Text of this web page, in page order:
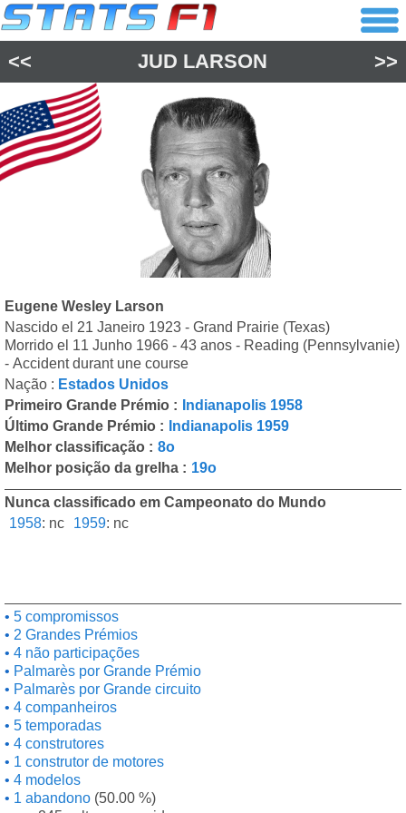
<< JUD LARSON >>
Eugene Wesley Larson
Nascido el 21 Janeiro 1923 - Grand Prairie (Texas)
Morrido el 11 Junho 1966 - 43 anos - Reading (Pennsylvanie)
- Accident durant une course
Nação : Estados Unidos
Primeiro Grande Prémio :
Indianapolis 1958
Último Grande Prémio :
Indianapolis 1959
Melhor classificação : 8o
Melhor posição da grelha : 19o
Nunca classificado em Campeonato do Mundo
1958: nc 1959: nc
5 compromissos
2 Grandes Prémios
4 não participações
Palmarès por Grande Prémio
Palmarès por Grande circuito
4 companheiros
5 temporadas
4 construtores
1 construtor de motores
4 modelos
1 abandono (50.00 %)